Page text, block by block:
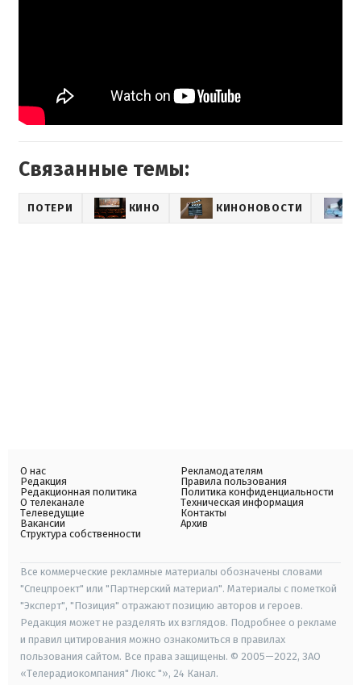
Связанные темы:
ПОТЕРИ КИНО КИНОНОВОСТИ
О нас
Редакция
Редакционная политика
О телеканале
Телеведущие
Вакансии
Структура собственности
Рекламодателям
Правила пользования
Политика конфиденциальности
Техническая информация
Контакты
Архив
Все коммерческие рекламные материалы обозначены словами
"Спецпроект" или "Партнерский материал". Материалы с пометкой
"Эксперт", "Позиция" отражают позицию авторов и героев.
Редакция может не разделять их взглядов. Подробнее о рекламе
и правил цитирования можно ознакомиться в правилах
пользования сайтом. Все права защищены. © 2005—2022, ЗАО
«Телерадиокомпания" Люкс "», 24 Канал.